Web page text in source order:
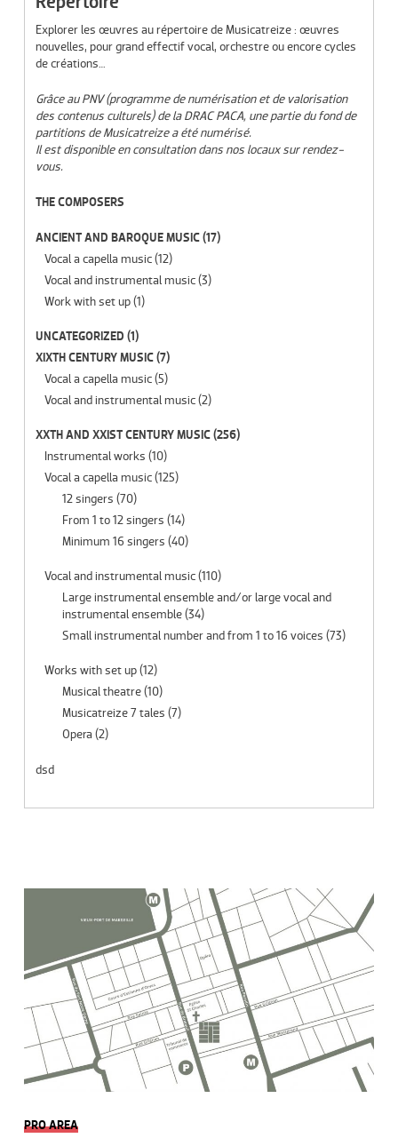
Explorer les œuvres au répertoire de Musicatreize : œuvres
nouvelles, pour grand effectif vocal, orchestre ou encore cycles
de créations…
Grâce au PNV (programme de numérisation et de valorisation
des contenus culturels) de la DRAC PACA, une partie du fond de
partitions de Musicatreize a été numérisé.
Il est disponible en consultation dans nos locaux sur rendez-
vous.
THE COMPOSERS
ANCIENT AND BAROQUE MUSIC(17)
Vocal a capella music(12)
Vocal and instrumental music(3)
Work with set up(1)
UNCATEGORIZED (1)
XIXTH CENTURY MUSIC(7)
Vocal a capella music(5)
Vocal and instrumental music(2)
XXTH AND XXIST CENTURY MUSIC(256)
Instrumental works (10)
Vocal a capella music(125)
12 singers (70)
From 1 to 12 singers (14)
Minimum 16 singers (40)
Vocal and instrumental music(110)
Large instrumental ensemble and/or large vocal and
instrumental ensemble(34)
Small instrumental number and from 1 to 16 voices (73)
Works with set up(12)
Musical theatre(10)
Musicatreize 7 tales (7)
Opera (2)
dsd
PRO AREA